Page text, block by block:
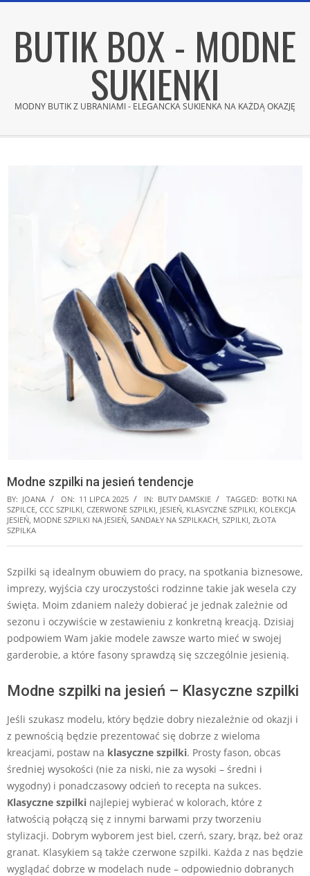
contentBUTIK BOX - MODNE
SUKIENKI
MODNY BUTIK Z UBRANIAMI - ELEGANCKA SUKIENKA NA KAŻDĄ OKAZJĘ
Modne szpilki na jesień tendencje
BY: JOANA ON: 11 LIPCA 2025 IN: BUTY DAMSKIE TAGGED: BOTKI NA
SZPILCE, CCC SZPILKI, CZERWONE SZPILKI, JESIEŃ, KLASYCZNE SZPILKI, KOLEKCJA
JESIEŃ, MODNE SZPILKI NA JESIEŃ, SANDAŁY NA SZPILKACH, SZPILKI, ZŁOTA
SZPILKA
Szpilki są idealnym obuwiem do pracy, na spotkania biznesowe,
imprezy, wyjścia czy uroczystości rodzinne takie jak wesela czy
święta. Moim zdaniem należy dobierać je jednak zależnie od
sezonu i oczywiście w zestawieniu z konkretną kreacją. Dzisiaj
podpowiem Wam jakie modele zawsze warto mieć w swojej
garderobie, a które fasony sprawdzą się szczególnie jesienią.
Modne szpilki na jesień – Klasyczne szpilki
Jeśli szukasz modelu, który będzie dobry niezależnie od okazji i
z pewnością będzie prezentować się dobrze z wieloma
kreacjami, postaw na klasyczne szpilki. Prosty fason, obcas
średniej wysokości (nie za niski, nie za wysoki – średni i
wygodny) i ponadczasowy odcień to recepta na sukces.
Klasyczne szpilki najlepiej wybierać w kolorach, które z
łatwością połączą się z innymi barwami przy tworzeniu
stylizacji. Dobrym wyborem jest biel, czerń, szary, brąz, beż oraz
granat. Klasykiem są także czerwone szpilki. Każda z nas będzie
wyglądać dobrze w modelach nude – odpowiednio dobranych